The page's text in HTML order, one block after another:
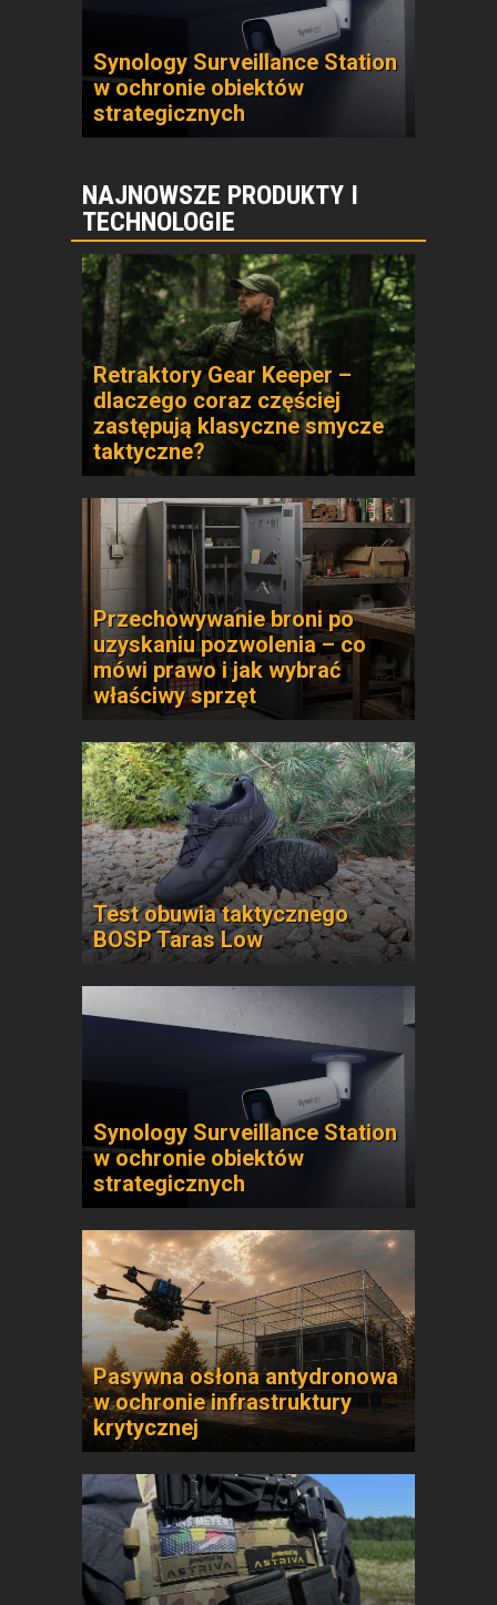
Synology Surveillance Station
w ochronie obiektów
strategicznych
NAJNOWSZE PRODUKTY I
TECHNOLOGIE
Retraktory Gear Keeper –
dlaczego coraz częściej
zastępują klasyczne smycze
taktyczne?
Przechowywanie broni po
uzyskaniu pozwolenia – co
mówi prawo i jak wybrać
właściwy sprzęt
Test obuwia taktycznego
BOSP Taras Low
Synology Surveillance Station
w ochronie obiektów
strategicznych
Pasywna osłona antydronowa
w ochronie infrastruktury
krytycznej